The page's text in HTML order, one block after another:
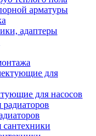
арматуры
адаптеры
для насосов